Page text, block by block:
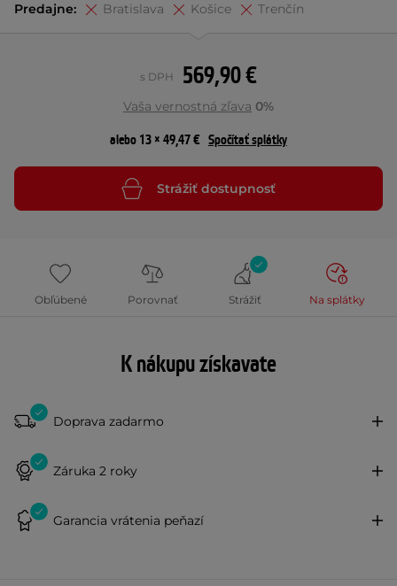
Predajne: Bratislava Košice Trenčín
569,90 €
s DPH
Vaša vernostná zľava 0%
alebo 13 × 49,47 € Spočítať splátky
Strážiť dostupnosť
Obľúbené Porovnať Strážiť Na splátky
K nákupu získavate
Doprava zadarmo
Záruka 2 roky
Garancia vrátenia peňazí